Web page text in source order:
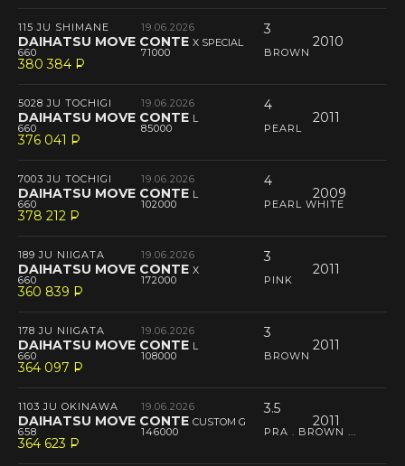
115 JU SHIMANE 19.06.2026 3
DAIHATSU MOVE CONTE X SPECIAL 2010
660 71000 BROWN
380 384 P
--
5028 JU TOCHIGI 19.06.2026 4
DAIHATSU MOVE CONTE L 2011
660 85000 PEARL
376 041 P
--
7003 JU TOCHIGI 19.06.2026 4
DAIHATSU MOVE CONTE L 2009
660 102000 PEARL WHITE
378 212 P
--
189 JU NIIGATA 19.06.2026 3
DAIHATSU MOVE CONTE X 2011
660 172000 PINK
360 839 P
--
178 JU NIIGATA 19.06.2026 3
DAIHATSU MOVE CONTE L 2011
660 108000 BROWN
364 097 P
--
1103 JU OKINAWA 19.06.2026 3.5
DAIHATSU MOVE CONTE CUSTOM G 2011
658 146000 PRA . BROWN ...
364 623 P
--